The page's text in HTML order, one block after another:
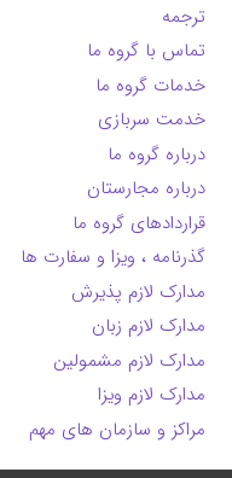
ترجمه
تماس با گروه ما
خدمات گروه ما
خدمت سربازی
درباره گروه ما
درباره مجارستان
قراردادهای گروه ما
گذرنامه ، ویزا و سفارت ها
مدارک لازم پذیرش
مدارک لازم زبان
مدارک لازم مشمولین
مدارک لازم ویزا
مراکز و سازمان های مهم